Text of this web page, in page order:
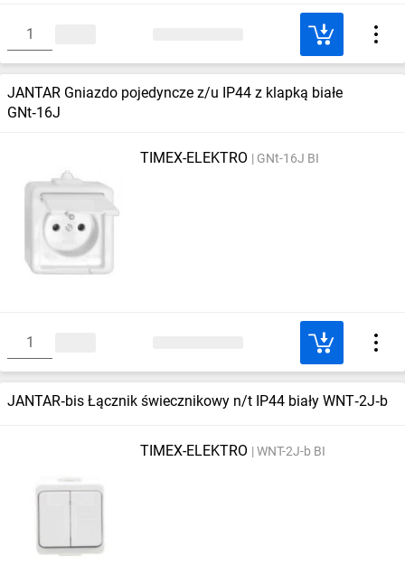
JANTAR Gniazdo pojedyncze z/u IP44 z klapką białe
GNt‑16J
TIMEX-ELEKTRO GNt-16J BI
JANTAR‑bis Łącznik świecznikowy n/t IP44 biały WNT‑2J‑b
TIMEX-ELEKTRO WNT-2J-b BI